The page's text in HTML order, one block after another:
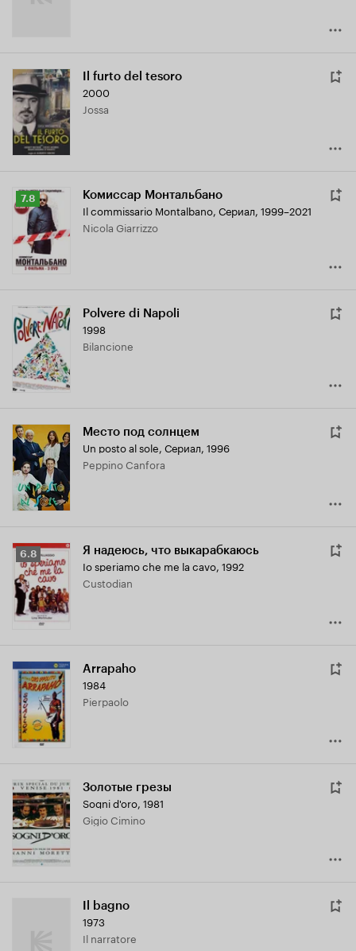
Il furto del tesoro
2000
Jossa
Рейтинг
Кинопоиска
7.8
7.8 Комиссар Монтальбано
Il commissario Montalbano, Сериал, 1999–2021
Nicola Giarrizzo
Polvere di Napoli
1998
Bilancione
Место под солнцем
Un posto al sole, Сериал, 1996
Peppino Canfora
Рейтинг
Кинопоиска
6.8
6.8 Я надеюсь, что выкарабкаюсь
Io speriamo che me la cavo, 1992
Custodian
Arrapaho
1984
Pierpaolo
Золотые грезы
Sogni d'oro, 1981
Gigio Cimino
Il bagno
1973
Il narratore